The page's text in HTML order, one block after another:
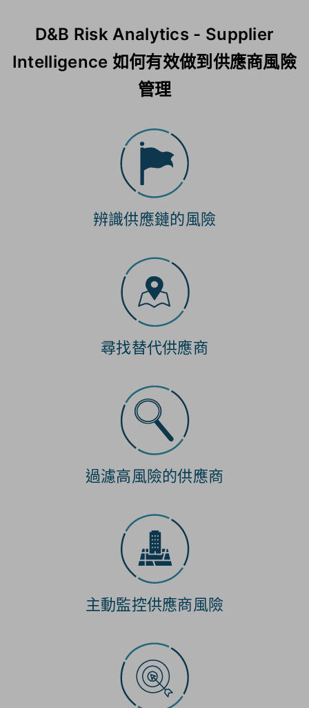
D&B Risk Analytics - Supplier
Intelligence 如何有效做到供應商風險
管理​
辨識供應鏈的風險
尋找替代供應商
過濾高風險的供應商
主動監控供應商風險